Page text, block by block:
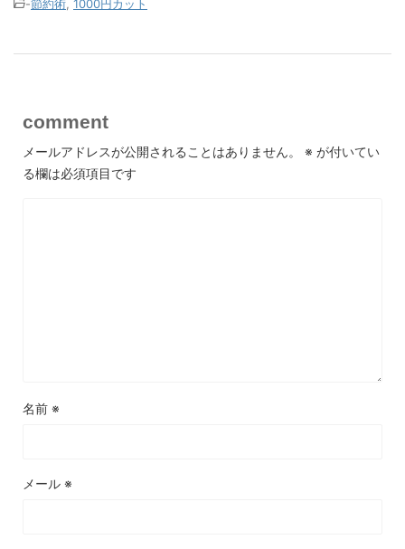
-節約術 1000円カット
comment
メールアドレスが公開されることはありません。 ※ が付いてい
る欄は必須項目です
名前 ※
メール ※